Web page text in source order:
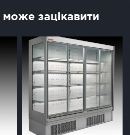
зацікавити